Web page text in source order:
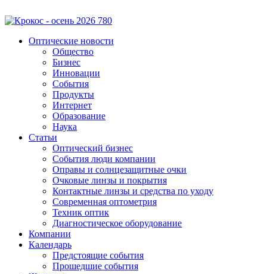
Оптические новости
Общество
Бизнес
Инновации
События
Продукты
Интернет
Образование
Наука
Статьи
Оптический бизнес
События люди компании
Оправы и солнцезащитные очки
Очковые линзы и покрытия
Контактные линзы и средства по уходу
Современная оптометрия
Техник оптик
Диагностическое оборудование
Компании
Календарь
Предстоящие события
Прошедшие события